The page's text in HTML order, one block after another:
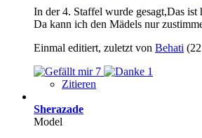
In der 4. Staffel wurde gesagt,Das ist
Da kann ich den Mädels nur
Einmal editiert, zuletzt von Behati (
7
1
Zitieren
Sherazade
Model